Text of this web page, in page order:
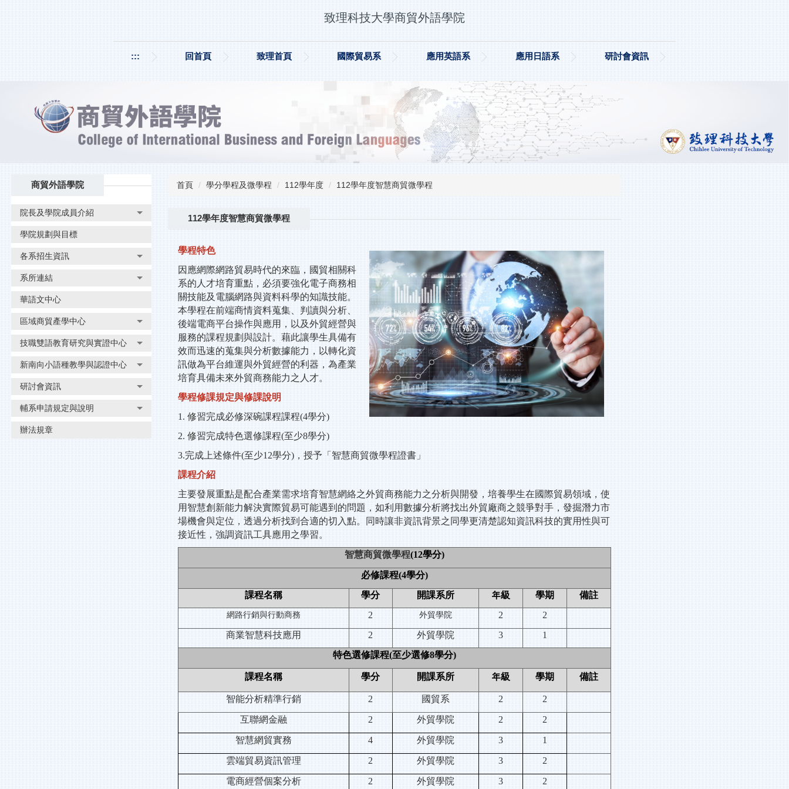
致理科技大學商貿外語學院
::: 回首頁 致理首頁 國際貿易系 應用英語系 應用日語系 研討會資訊
商貿外語學院
院長及學院成員介紹
學院規劃與目標
各系招生資訊
系所連結
華語文中心
區域商貿產學中心
技職雙語教育研究與實證中心
新南向小語種教學與認證中心
研討會資訊
輔系申請規定與說明
辦法規章
首頁 學分學程及微學程 112學年度 112學年度智慧商貿微學程
112學年度智慧商貿微學程
學程特色
因應網際網路貿易時代的來臨，國貿相關科
系的人才培育重點，必須要強化電子商務相
關技能及電腦網路與資料科學的知識技能。
本學程在前端商情資料蒐集、判讀與分析、
後端電商平台操作與應用，以及外貿經營與
服務的課程規劃與設計。藉此讓學生具備有
效而迅速的蒐集與分析數據能力，以轉化資
訊做為平台維運與外貿經營的利器，為產業
培育具備未來外貿商務能力之人才。
學程修課規定與修課說明
1. 修習完成必修深碗課程課程(4學分)
2. 修習完成特色選修課程(至少8學分)
3.完成上述條件(至少12學分)，授予「智慧商貿微學程證書」
課程介紹
主要發展重點是配合產業需求培育智慧網絡之外貿商務能力之分析與開發，培養學生在國際貿易領域，使
用智慧創新能力解決實際貿易可能遇到的問題，如利用數據分析將找出外貿廠商之競爭對手，發掘潛力市
場機會與定位，透過分析找到合適的切入點。同時讓非資訊背景之同學更清楚認知資訊科技的實用性與可
接近性，強調資訊工具應用之學習。
智慧商貿微學程(12學分)
必修課程(4學分)
課程名稱
學分 開課系所 年級 學期 備註
網路行銷與行動商務 2 外貿學院 2
2
商業智慧科技應用
2 外貿學院 3
1
特色選修課程(至少選修8學分)
課程名稱 學分 開課系所 年級 學期 備註
智能分析精準行銷 2 國貿系 2 2
互聯網金融 2 外貿學院 2 2
智慧網貿實務 4 外貿學院 3 1
雲端貿易資訊管理 2 外貿學院 3 2
電商經營個案分析 2 外貿學院 3 2